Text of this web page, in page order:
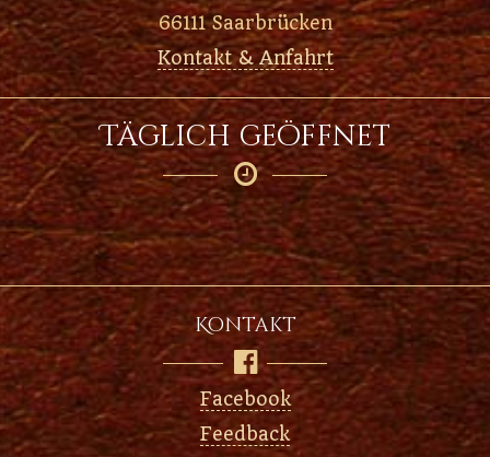
66111 Saarbrücken
Kontakt & Anfahrt
Täglich geöffnet

Kontakt

Facebook
Feedback